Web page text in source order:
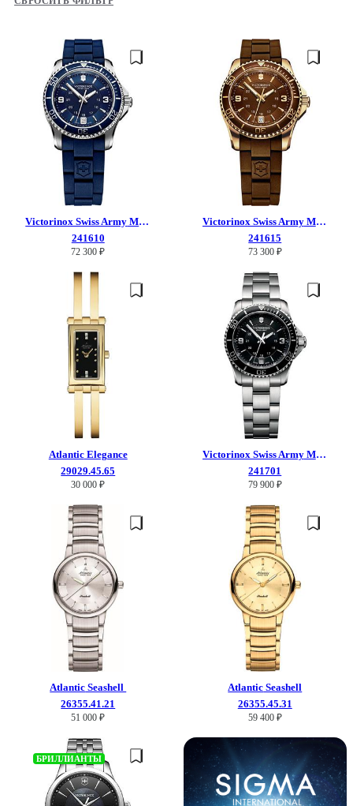
Victorinox Swiss Army Maverick GS
241610
72 300 ₽
Victorinox Swiss ArmyMaverick GS
241615
73 300 ₽
AtlanticElegance
29029.45.65
30 000 ₽
Victorinox Swiss ArmyMaverick Small
241701
79 900 ₽
Atlantic Seashell
26355.41.21
51 000 ₽
Atlantic Seashell
26355.45.31
59 400 ₽
БРИЛЛИАНТЫ